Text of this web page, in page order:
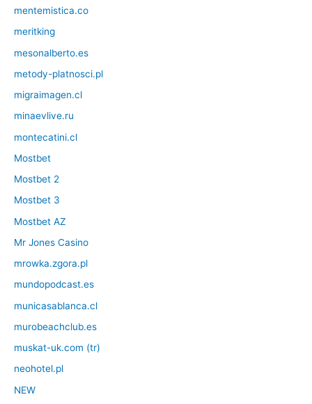
mentemistica.co
meritking
mesonalberto.es
metody-platnosci.pl
migraimagen.cl
minaevlive.ru
montecatini.cl
Mostbet
Mostbet 2
Mostbet 3
Mostbet AZ
Mr Jones Casino
mrowka.zgora.pl
mundopodcast.es
municasablanca.cl
murobeachclub.es
muskat-uk.com (tr)
neohotel.pl
NEW